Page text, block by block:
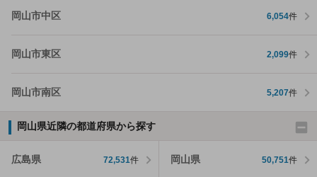
岡山市中区 6,054件
岡山市東区 2,099件
岡山市南区 5,207件
岡山県近隣の都道府県から探す
広島県 72,531件 岡山県 50,751件